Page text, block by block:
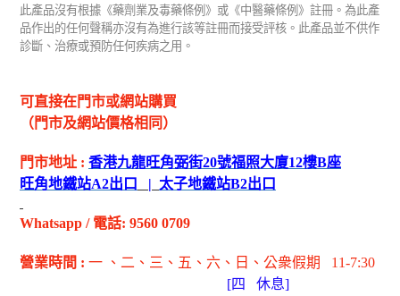
此產品沒有根據《藥劑業及毒藥條例》或《中醫藥條例》註冊。為此產
品作出的任何聲稱亦沒有為進行該等註冊而接受評核。此產品並不供作
診斷、治療或預防任何疾病之用。
可直接在門市或網站購買
（門市及網站價格相同）
門市地址 : 香港九龍旺角弼街20號福照大廈12樓B座
旺角地鐵站A2出 口 | 太子地鐵站B2出 口
Whatsapp / 電話: 9560 0709
營業時間 : 一 、二、三、五 、六 、日 、公衆假期
11-7:30
[四 休息]